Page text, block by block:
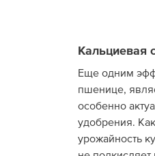
Кальциевая
Еще одним
пшенице,
особенно
удобрения.
урожайность